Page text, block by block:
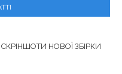
НОВОЇ ЗБІРКИ